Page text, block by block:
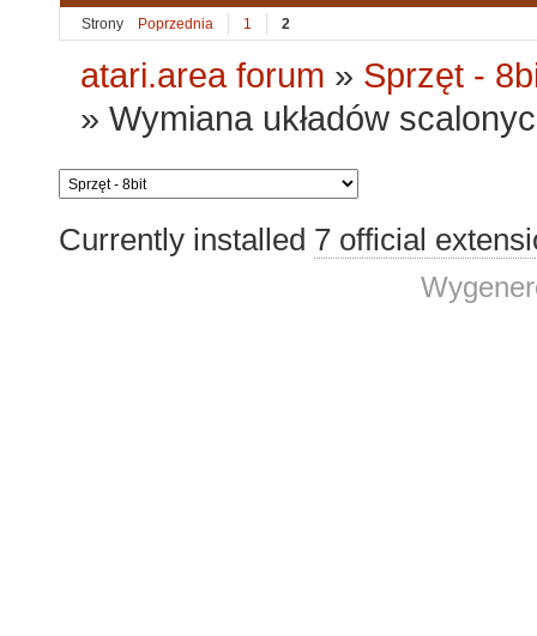
Strony Poprzednia 1 2
atari.area forum » Sprzęt -
»Wymiana układów
Currently installed 7 official